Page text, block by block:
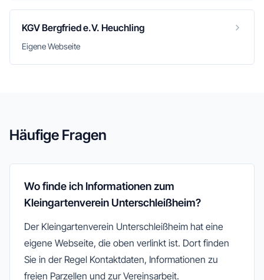
KGV Bergfried e.V. Heuchling
Eigene Webseite
Häufige Fragen
Wo finde ich Informationen zum
Kleingartenverein Unterschleißheim?
Der Kleingartenverein Unterschleißheim hat eine
eigene Webseite, die oben verlinkt ist. Dort finden
Sie in der Regel Kontaktdaten, Informationen zu
freien Parzellen und zur Vereinsarbeit.